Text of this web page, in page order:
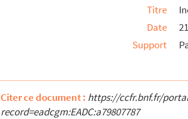
Titre
Date
Support
Citer ce document : https://ccfr.bnf.fr/
record=eadcgm:EADC:a79807787